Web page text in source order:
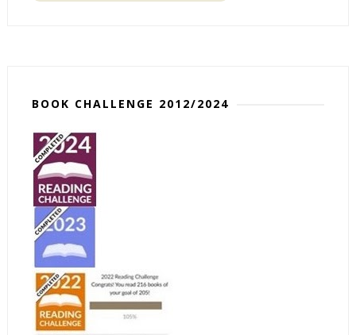
BOOK CHALLENGE 2012/2024